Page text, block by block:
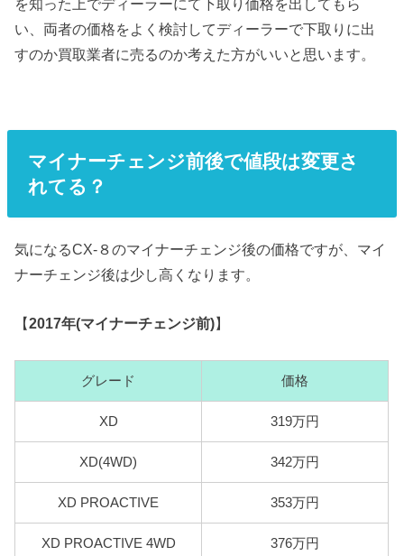
を知った上でディーラーにて下取り価格を出してもら
い、両者の価格をよく検討してディーラーで下取りに出
すのか買取業者に売るのか考えた方がいいと思います。
マイナーチェンジ前後で値段は変更さ
れてる？
気になるCX-８のマイナーチェンジ後の価格ですが、マイ
ナーチェンジ後は少し高くなります。
【2017年(マイナーチェンジ前)】
グレード 価格
XD 319万円
XD(4WD) 342万円
XD PROACTIVE 353万円
XD PROACTIVE 4WD 376万円